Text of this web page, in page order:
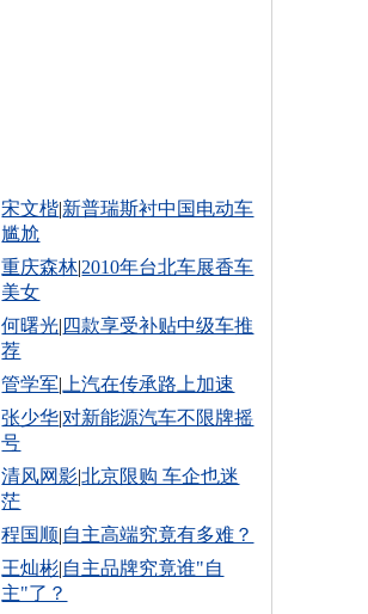
宋文楷|新普瑞斯衬中国电动车
尴尬
重庆森林|2010年台北车展香车
美女
何曙光| 四款享受补贴中级车推
荐
管学军| 上汽在传承路上加速
张少华|对新能源汽车不限牌摇
号
清风网影|北京限购 车企也迷
茫
程国顺|自主高端究竟有多难？
王灿彬|自主品牌究竟谁"自
主"了？